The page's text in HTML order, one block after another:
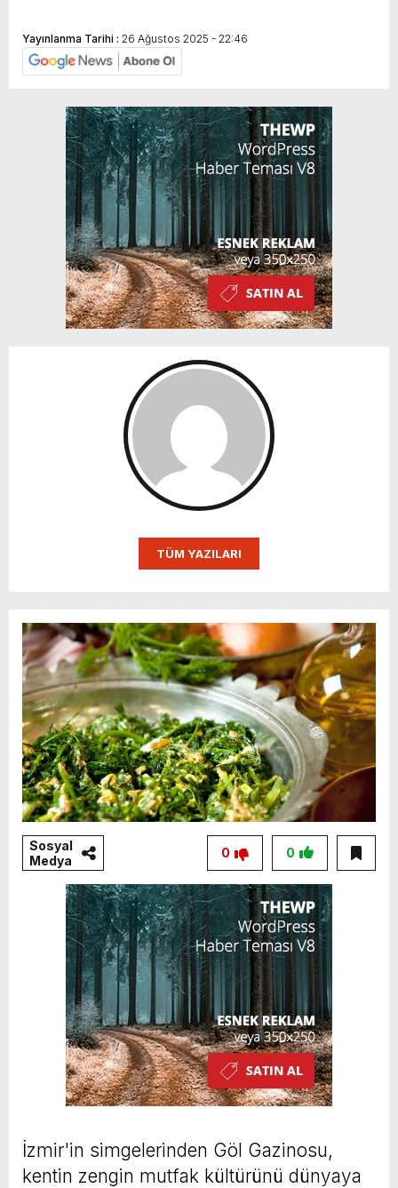
Yayınlanma Tarihi : 26 Ağustos 2025 - 22:46
TÜM YAZILARI
Sosyal
Medya
0
0
İzmir'in simgelerinden Göl Gazinosu,
kentin zengin mutfak kültürünü dünyaya